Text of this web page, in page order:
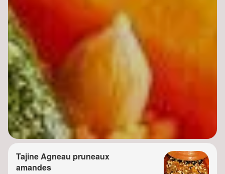
Tajine Agneau pruneaux
amandes